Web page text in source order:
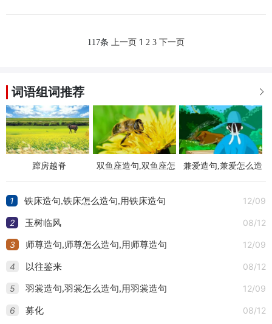
117条 上一页 1 2 3 下一页

词语组词推荐
蹿房越脊
双鱼座造句,双鱼座怎
么造句,用双鱼座造句
兼爱造句,兼爱怎么造
句,用兼爱造句
1 12/09
铁床造句,铁床怎么造句,用铁床造句
2 08/12
玉树临风
3 12/09
师尊造句,师尊怎么造句,用师尊造句
4 08/12
以往鉴来
5 12/09
羽裳造句,羽裳怎么造句,用羽裳造句
6 08/12
募化